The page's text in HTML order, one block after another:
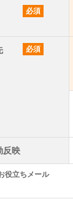
必須
必須
反映
役立ちメール